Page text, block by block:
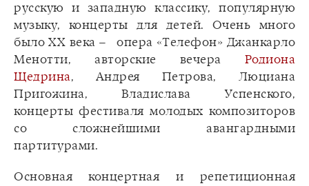
русскую и западную классику, популярную
музыку, концерты для детей. Очень много
было ХХ века – опера «Телефон» Джанкарло
Менотти, авторские вечера Родиона
Щедрина, Андрея Петрова, Люциана
Пригожина, Владислава Успенского,
концерты фестиваля молодых композиторов
со сложнейшими авангардными
партитурами.
Основная концертная и репетиционная